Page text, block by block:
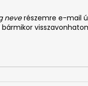
neverészemre e-mail